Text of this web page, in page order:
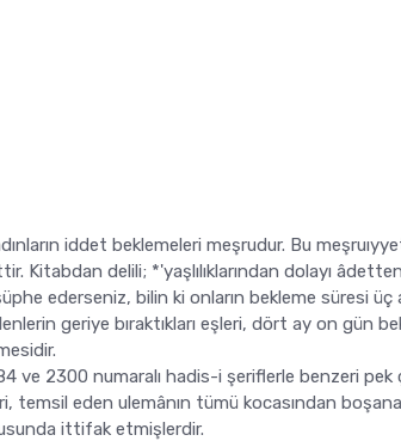
iddet beklemeleri meşrudur. Bu
Kitabdan delili; *'yaşlılıklarından dolayı âdetten
ederseniz, bi­lin ki onların bekleme süresi üç
geriye bıraktıkları eşleri, dört ay on gün
ve 2300 numaralı hadis-i şeriflerle benzeri
temsil eden ulemânın tümü kocasından
ittifak etmişlerdir.